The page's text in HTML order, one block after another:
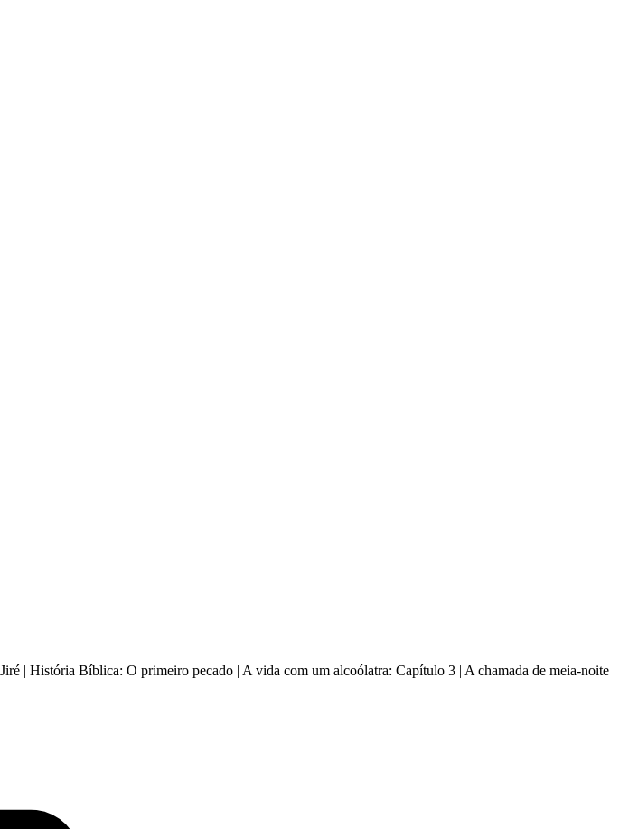
| História Bíblica: O primeiro pecado | A vida com um alcoólatra: Capítulo 3 | A chamada de meia-noite